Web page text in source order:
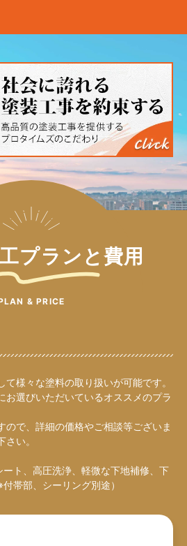
プランと費用
& PRICE
様々な塗料の取り扱いが可能です。
お選びいただいているオススメのプラ
ので、詳細の価格やご相談等ございま
い。
ト、高圧洗浄、軽微な下地補修、下
帯部、シーリング別途）